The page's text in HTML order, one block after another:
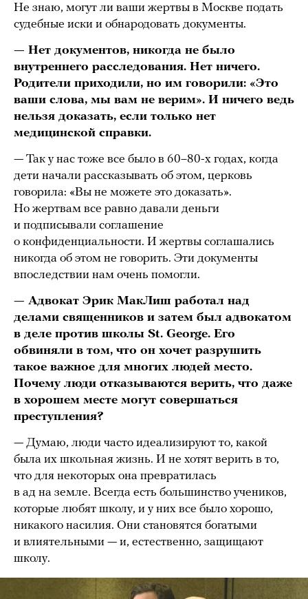
Не знаю, могут ли ваши жертвы в Москве подать
судебные иски и обнародовать документы.
— Нет документов, никогда не было
внутреннего расследования. Нет ничего.
Родители приходили, но им говорили: «Это
ваши слова, мы вам не верим». И ничего ведь
нельзя доказать, если только нет
медицинской справки.
— Так у нас тоже все было в 60–80-х годах, когда
дети начали рассказывать об этом, церковь
говорила: «Вы не можете это доказать».
Но жертвам все равно давали деньги
и подписывали соглашение
о конфиденциальности. И жертвы соглашались
никогда об этом не говорить. Эти документы
впоследствии нам очень помогли.
— Адвокат Эрик МакЛиш работал над
делами священников и затем был адвокатом
в деле против школы St. George. Его
обвиняли в том, что он хочет разрушить
такое важное для многих людей место.
Почему люди отказываются верить, что даже
в хорошем месте могут совершаться
преступления?
— Думаю, люди часто идеализируют то, какой
была их школьная жизнь. И не хотят верить в то,
что для некоторых она превратилась
в ад на земле. Всегда есть большинство учеников,
которые любят школу, и у них все было хорошо,
никакого насилия. Они становятся богатыми
и влиятельными — и, естественно, защищают
школу.